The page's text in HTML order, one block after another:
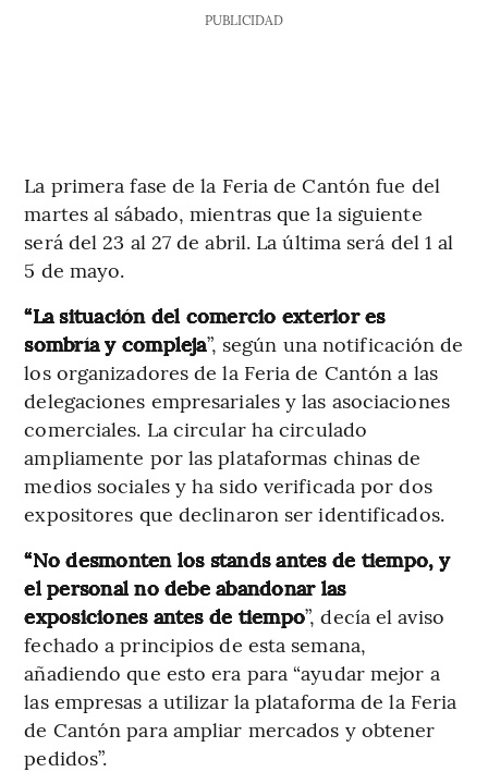
PUBLICIDAD
La primera fase de la Feria de Cantón fue del
martes al sábado, mientras que la siguiente
será del 23 al 27 de abril. La última será del 1 al
5 de mayo.
“La situación del comercio exterior es
sombría y compleja”, según una notificación de
los organizadores de la Feria de Cantón a las
delegaciones empresariales y las asociaciones
comerciales. La circular ha circulado
ampliamente por las plataformas chinas de
medios sociales y ha sido verificada por dos
expositores que declinaron ser identificados.
“No desmonten los stands antes de tiempo, y
el personal no debe abandonar las
exposiciones antes de tiempo”, decía el aviso
fechado a principios de esta semana,
añadiendo que esto era para “ayudar mejor a
las empresas a utilizar la plataforma de la Feria
de Cantón para ampliar mercados y obtener
pedidos”.